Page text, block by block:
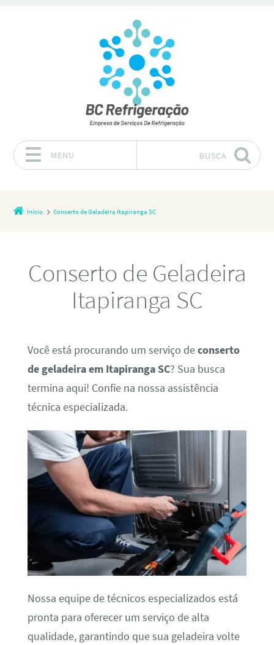
MENU BUSCA
Início Conserto de Geladeira Itapiranga SC
Conserto de Geladeira
Itapiranga SC
Você está procurando um serviço deconserto
de geladeira em Itapiranga SC? Sua busca
termina aqui! Confie na nossa assistência
técnica especializada.
Nossa equipe de técnicos especializados está
pronta para oferecer um serviço de alta
qualidade, garantindo que sua geladeira volte